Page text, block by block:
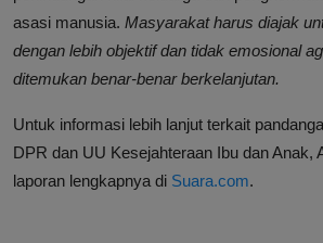
asasi manusia. Masyarakat harus diajak
dengan lebih objektif dan tidak emosional
ditemukan benar-benar berkelanjutan.
Untuk informasi lebih lanjut terkait
DPR dan UU Kesejahteraan Ibu dan Anak,
laporan lengkapnya di Suara.com.